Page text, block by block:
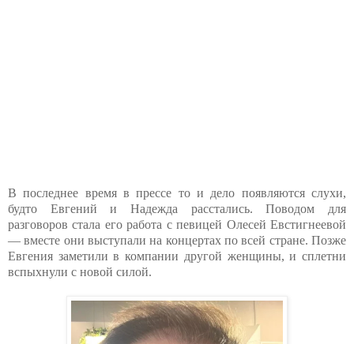
В последнее время в прессе то и дело появляются слухи,
будто Евгений и Надежда расстались. Поводом для
разговоров стала его работа с певицей Олесей Евстигнеевой
— вместе они выступали на концертах по всей стране. Позже
Евгения заметили в компании другой женщины, и сплетни
вспыхнули с новой силой.